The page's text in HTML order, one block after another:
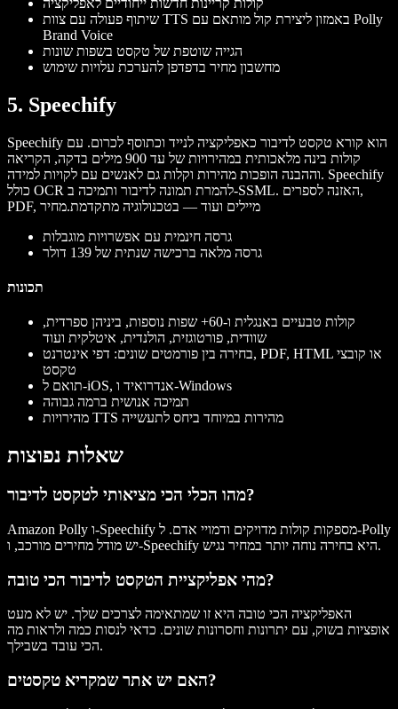
קולות קריינות חדשות ייחודיים לאפליקציה
שיתוף פעולה עם צוות TTS באמזון ליצירת קול מותאם עם Polly
Brand Voice
הגייה שוטפת של טקסט בשפות שונות
מחשבון מחיר בדפדפן להערכת עלויות שימוש
5. Speechify
Speechify הוא קורא טקסט לדיבור כאפליקציה לנייד וכתוסף לכרום. עם
קולות בינה מלאכותית במהירויות של עד 900 מילים בדקה, הקריאה
וההבנה הופכות מהירות וקלות גם לאנשים עם לקויות למידה. Speechify
כולל OCR להמרת תמונה לדיבור ותמיכה ב-SSML. האזנה לספרים,
PDF, מיילים ועוד — בטכנולוגיה מתקדמת.מחיר
גרסה חינמית עם אפשרויות מוגבלות
גרסה מלאה ברכישה שנתית של 139 דולר
תכונות
קולות טבעיים באנגלית ו-60+ שפות נוספות, ביניהן ספרדית,
שוודית, פורטוגזית, הולנדית, איטלקית ועוד
בחירה בין פורמטים שונים: דפי אינטרנט, PDF, HTML או קובצי
טקסט
תואם ל-iOS, אנדרואיד ו-Windows
תמיכה אנושית ברמה גבוהה
מהירויות TTS מהירות במיוחד ביחס לתעשייה
שאלות נפוצות
מהו הכלי הכי מציאותי לטקסט לדיבור?
Amazon Polly ו-Speechify מספקות קולות מדויקים ודמויי אדם. ל-Polly
יש מודל מחירים מורכב, ו-Speechify היא בחירה נוחה יותר במחיר נגיש.
מהי אפליקציית הטקסט לדיבור הכי טובה?
האפליקציה הכי טובה היא זו שמתאימה לצרכים שלך. יש לא מעט
אופציות בשוק, עם יתרונות וחסרונות שונים. כדאי לנסות כמה ולראות מה
הכי עובד בשבילך.
האם יש אתר שמקריא טקסטים?